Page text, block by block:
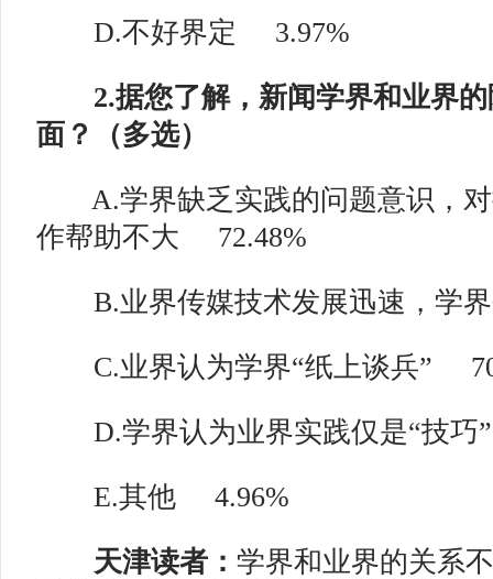
D.不好界定 3.97%
2.据您了解，新闻学界和业界的
面？（多选）
A.学界缺乏实践的问题意识，对
作帮助不大
72.48%
B.业界传媒技术发展迅速，学界
C.业界认为学界“纸上谈兵”
D.学界认为业界实践仅是“技巧”
E.其他 4.96%
天津读者： 学界和业界的关系